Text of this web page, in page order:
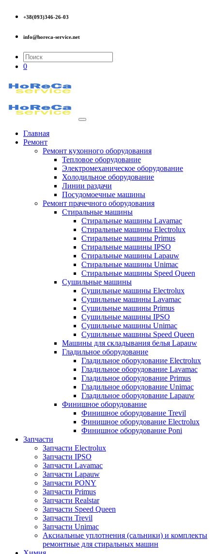
+38(093)346-26-03
info@horeca-service.net
0
Главная
Ремонт
Ремонт кухонного оборудования
Тепловое оборудование
Электромеханическое оборудование
Холодильное оборудование
Линии раздачи
Посудомоечные машины
Ремонт прачечного оборудования
Стиральные машины
Стиральные машины Lavamac
Стиральные машины Electrolux
Стиральные машины Primus
Стиральные машины IPSO
Стиральные машины Lapauw
Стиральные машины Unimac
Стиральные машины Speed Queen
Сушильные машины
Сушильные машины Electrolux
Сушильные машины Lavamac
Сушильные машины Primus
Сушильные машины IPSO
Сушильные машины Unimac
Сушильные машины Speed Queen
Машины для складывания белья Lapauw
Гладильное оборудование
Гладильное оборудование Electrolux
Гладильное оборудование Lavamac
Гладильное оборудование Primus
Гладильное оборудование Unimac
Гладильное оборудование Lapauw
Финишное оборудование
Финишное оборудование Trevil
Финишное оборудование Electrolux
Финишное оборудование Poni
Запчасти
Запчасти Electrolux
Запчасти IPSO
Запчасти Lavamac
Запчасти Lapauw
Запчасти PONY
Запчасти Primus
Запчасти Realstar
Запчасти Speed Queen
Запчасти Trevil
Запчасти Unimac
Аксиальные уплотнения (сальники) и комплекты
ремонтные для стиральных машин